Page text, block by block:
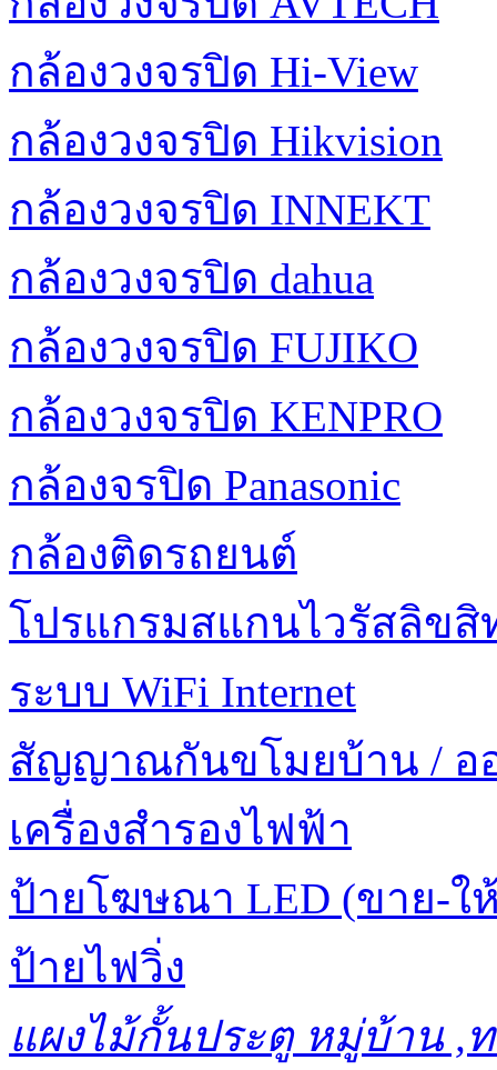
กล้องวงจรปิด Hi-View
กล้องวงจรปิด Hikvision
กล้องวงจรปิด INNEKT
กล้องวงจรปิด dahua
กล้องวงจรปิด FUJIKO
กล้องวงจรปิด KENPRO
กล้องจรปิด Panasonic
กล้องติดรถยนต์
โปรแกรมสแกนไวรัสลิข
ระบบ WiFi Internet
สัญญาณกันขโมยบ้าน / อ
เครื่องสำรองไฟฟ้า
ป้ายโฆษณา LED (ขาย-ใ
ป้ายไฟวิ่ง
แผงไม้กั้นประตู หมู่บ้าน ,ท